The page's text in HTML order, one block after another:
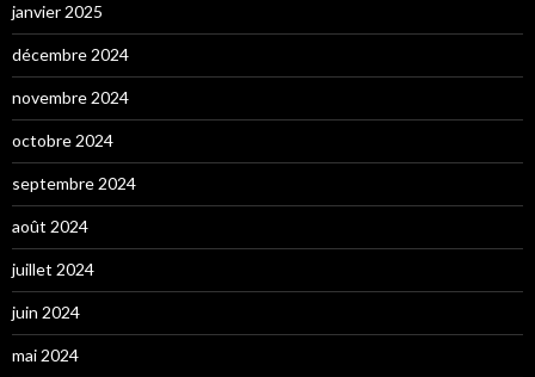
janvier 2025
décembre 2024
novembre 2024
octobre 2024
septembre 2024
août 2024
juillet 2024
juin 2024
mai 2024